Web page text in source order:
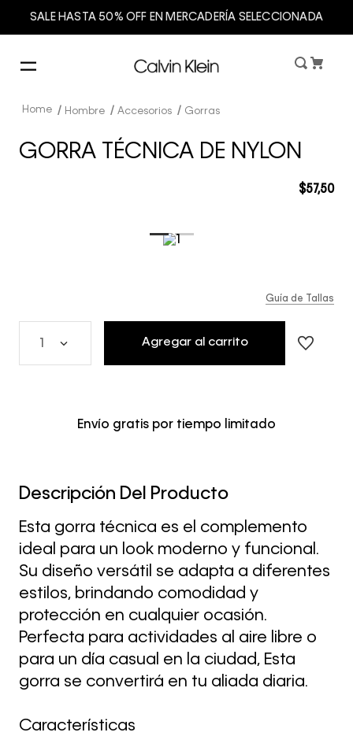
SALE HASTA 50% OFF EN MERCADERÍA SELECCIONADA
Hombre Accesorios Gorras
GORRA TÉCNICA DE NYLON
$57,50
Guía de Tallas
Agregar al carrito
Envío gratis por tiempo limitado
Descripción Del Producto
Esta gorra técnica es el complemento
ideal para un look moderno y funcional.
Su diseño versátil se adapta a diferentes
estilos, brindando comodidad y
protección en cualquier ocasión.
Perfecta para actividades al aire libre o
para un día casual en la ciudad, Esta
gorra se convertirá en tu aliada diaria.
Características